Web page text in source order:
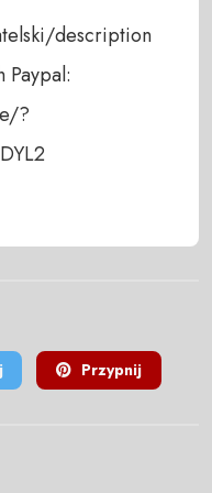
description
Paypal:
?
Przypnij